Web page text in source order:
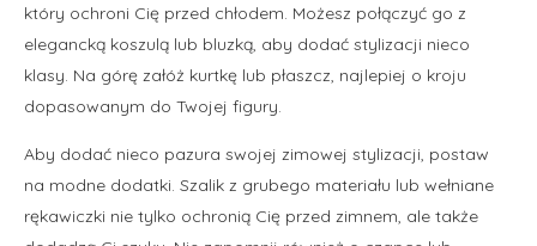
który ochroni Cię przed chłodem. Możesz połączyć go z
elegancką koszulą lub bluzką, aby dodać stylizacji nieco
klasy. Na górę załóż kurtkę lub płaszcz, najlepiej o kroju
dopasowanym do Twojej figury.
Aby dodać nieco pazura swojej zimowej stylizacji, postaw
na modne dodatki. Szalik z grubego materiału lub wełniane
rękawiczki nie tylko ochronią Cię przed zimnem, ale także